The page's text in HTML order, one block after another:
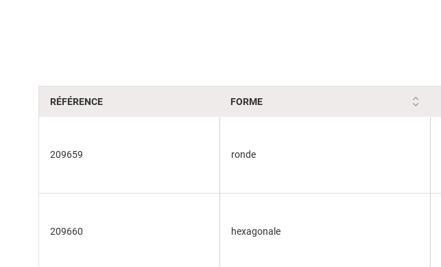
RÉFÉRENCE FORME
209659 ronde
209660 hexagonale